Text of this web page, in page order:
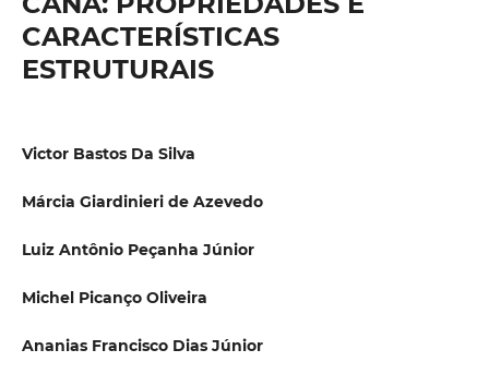
CARACTERÍSTICAS
ESTRUTURAIS
Victor Bastos Da Silva
Márcia Giardinieri de Azevedo
Luiz Antônio Peçanha Júnior
Michel Picanço Oliveira
Ananias Francisco Dias Júnior